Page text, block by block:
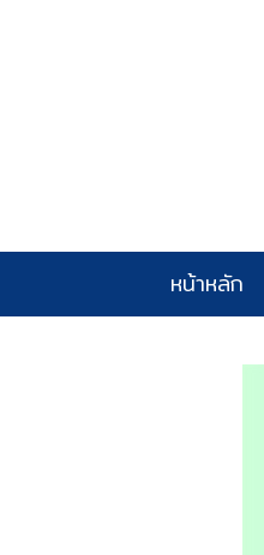
หน้าหลัก